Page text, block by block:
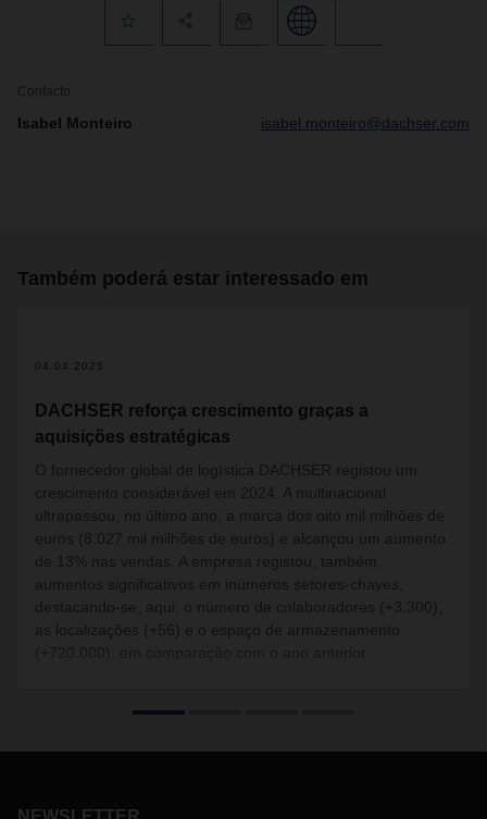
Contacto
Isabel Monteiro isabel.monteiro@dachser.com
Também poderá estar interessado em
04.04.2025
DACHSER reforça crescimento graças a
aquisições estratégicas
O fornecedor global de logística DACHSER registou um
crescimento considerável em 2024. A multinacional
ultrapassou, no último ano, a marca dos oito mil milhões de
euros (8.027 mil milhões de euros) e alcançou um aumento
de 13% nas vendas. A empresa registou, também,
aumentos significativos em inúmeros setores-chaves,
destacando-se, aqui, o número de colaboradores (+3.300),
as localizações (+56) e o espaço de armazenamento